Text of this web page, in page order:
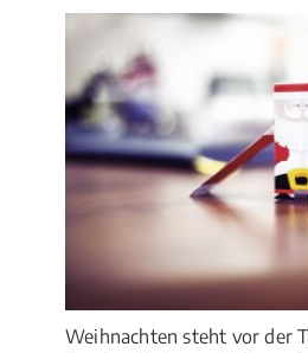
Weihnachten steht vor der